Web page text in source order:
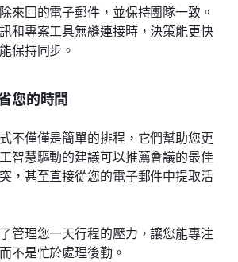
來回的電子郵件，並保持團隊一致。
和專案工具無縫連接時，決策能更快
保持同步。
您的時間
不僅僅是簡單的排程，它們幫助您更
智慧驅動的建議可以推薦會議的最佳
，甚至直接從您的電子郵件中提取活
管理您一天行程的壓力，讓您能專注
不是忙於處理後勤。